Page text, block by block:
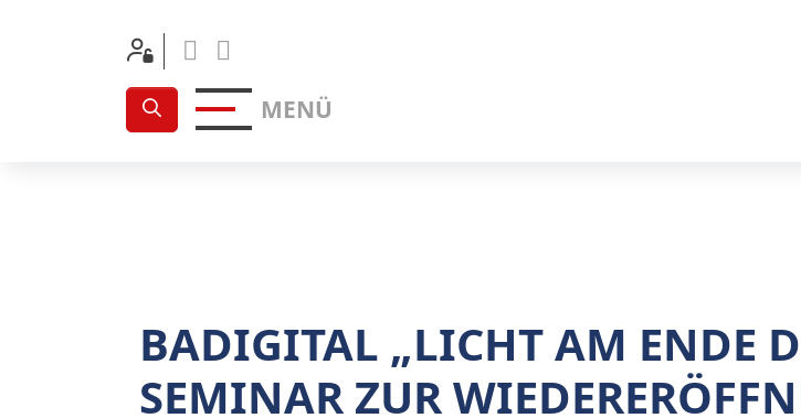
Facebook
MENÜ
BADIGITAL „LICHT AM ENDE
SEMINAR ZUR